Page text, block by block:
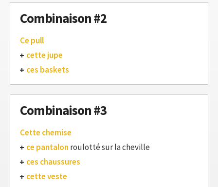
Combinaison #2
Ce pull
cette jupe
ces baskets
Combinaison #3
Cette chemise
ce pantalon roulotté sur la cheville
ces chaussures
cette veste